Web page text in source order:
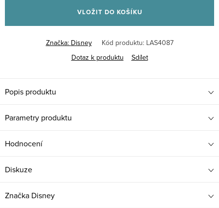
VLOŽIT DO KOŠÍKU
Značka: Disney Kód produktu: LAS4087
Dotaz k produktu
Sdílet
Popis produktu
Parametry produktu
Hodnocení
Diskuze
Značka Disney